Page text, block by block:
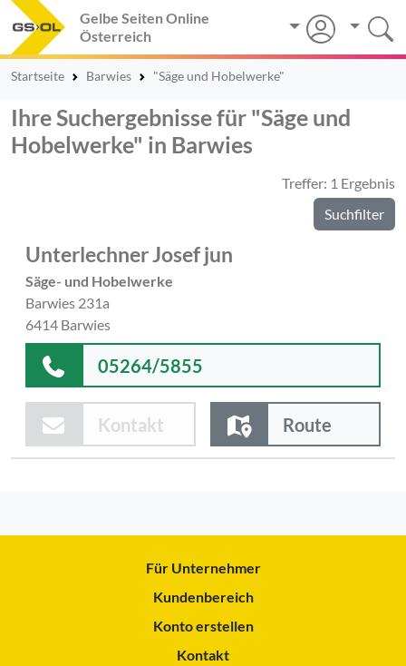
Gelbe Seiten Online
Österreich
Startseite Barwies "Säge und Hobelwerke"
Ihre Suchergebnisse für "Säge und
Hobelwerke" in Barwies
Treffer: 1 Ergebnis
Suchfilter
Unterlechner Josef jun
Säge- und Hobelwerke
Barwies 231a
6414 Barwies
05264/5855
Kontakt Route
Für Unternehmer
Kundenbereich
Konto erstellen
Kontakt